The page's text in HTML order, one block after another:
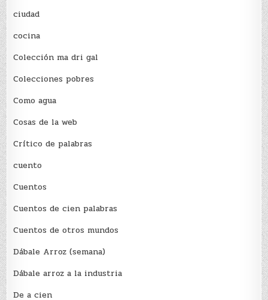
ciudad
cocina
Colección ma dri gal
Colecciones pobres
Como agua
Cosas de la web
Crítico de palabras
cuento
Cuentos
Cuentos de cien palabras
Cuentos de otros mundos
Dábale Arroz (semana)
Dábale arroz a la industria
De a cien